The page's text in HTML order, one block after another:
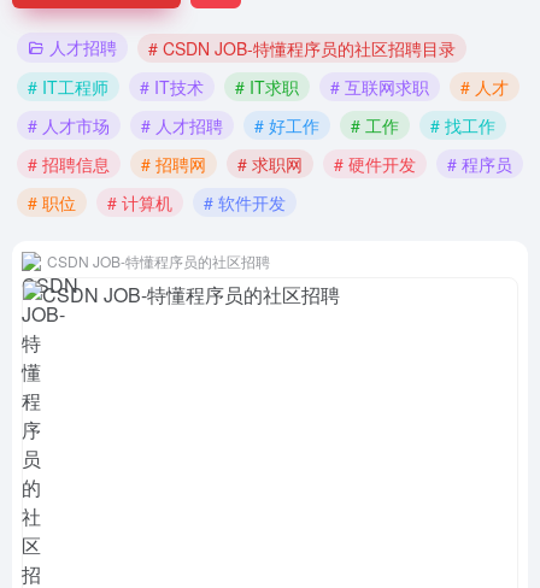
人才招聘
# CSDN JOB-特懂程序员的社区招聘目录
# IT工程师
# IT技术 # IT求职 # 互联网求职
# 人才
# 人才市场
# 人才招聘 # 好工作 # 工作
# 找工作
# 招聘信息
# 招聘网 # 求职网 # 硬件开发
# 程序员
# 职位
# 计算机 # 软件开发
CSDN JOB-特懂程序员的社区招聘